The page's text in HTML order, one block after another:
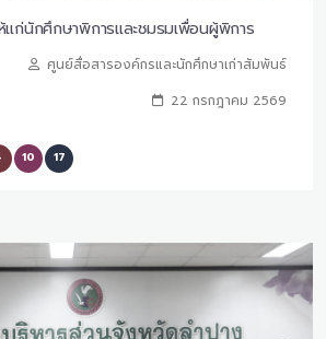
แก่นักศึกษาพิการและชมรมเพื่อนผู้พิการ
ศูนย์สื่อสารองค์กรและนักศึกษาเก่าสัมพันธ์
22 กรกฎาคม 2569
10 17